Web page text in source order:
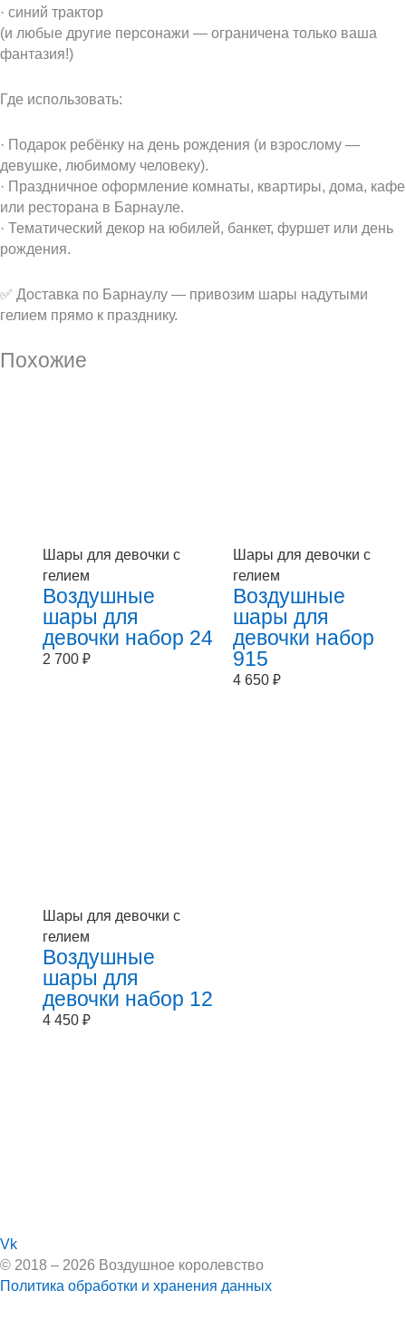
· синий трактор
(и любые другие персонажи — ограничена только ваша
фантазия!)
Где использовать:
· Подарок ребёнку на день рождения (и взрослому —
девушке, любимому человеку).
· Праздничное оформление комнаты, квартиры, дома, кафе
или ресторана в Барнауле.
· Тематический декор на юбилей, банкет, фуршет или день
рождения.
✅ Доставка по Барнаулу — привозим шары надутыми
гелием прямо к празднику.
Похожие
Шары для девочки с
гелием
Воздушные
шары для
девочки набор 24
2 700 ₽
Шары для девочки с
гелием
Воздушные
шары для
девочки набор
915
4 650₽
Шары для девочки с
гелием
Воздушные
шары для
девочки набор 12
4 450 ₽
Vk
© 2018 – 2026 Воздушное королевство
Политика обработки и хранения данных